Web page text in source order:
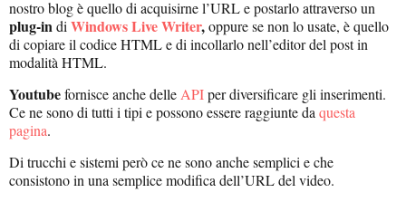
nostro blog è quello di acquisirne l’URL e postarlo attraverso un
plug-indiWindows Live Writer,oppure se non lo usate, è quello
di copiare il codice HTML e di incollarlo nell’editor del post in
modalità HTML.
Youtubefornisce anche delle APIper diversificare gli inserimenti.
Ce ne sono di tutti i tipi e possono essere raggiunte da questa
pagina.
Di trucchi e sistemi però ce ne sono anche semplici e che
consistono in una semplice modifica dell’URL del video.